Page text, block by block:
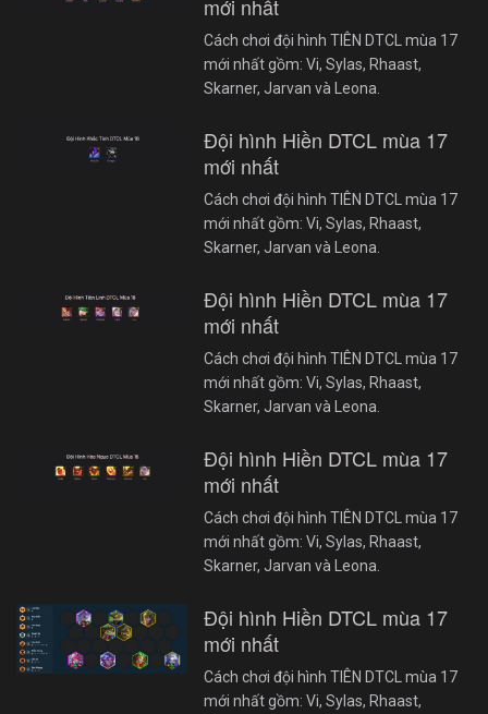
mới nhất
Cách chơi đội hình TIÊN DTCL mùa 17
mới nhất gồm: Vi, Sylas, Rhaast,
Skarner, Jarvan và Leona.
Đội hình Hiền DTCL mùa 17
mới nhất
Cách chơi đội hình TIÊN DTCL mùa 17
mới nhất gồm: Vi, Sylas, Rhaast,
Skarner, Jarvan và Leona.
Đội hình Hiền DTCL mùa 17
mới nhất
Cách chơi đội hình TIÊN DTCL mùa 17
mới nhất gồm: Vi, Sylas, Rhaast,
Skarner, Jarvan và Leona.
Đội hình Hiền DTCL mùa 17
mới nhất
Cách chơi đội hình TIÊN DTCL mùa 17
mới nhất gồm: Vi, Sylas, Rhaast,
Skarner, Jarvan và Leona.
Đội hình Hiền DTCL mùa 17
mới nhất
Cách chơi đội hình TIÊN DTCL mùa 17
mới nhất gồm: Vi, Sylas, Rhaast,